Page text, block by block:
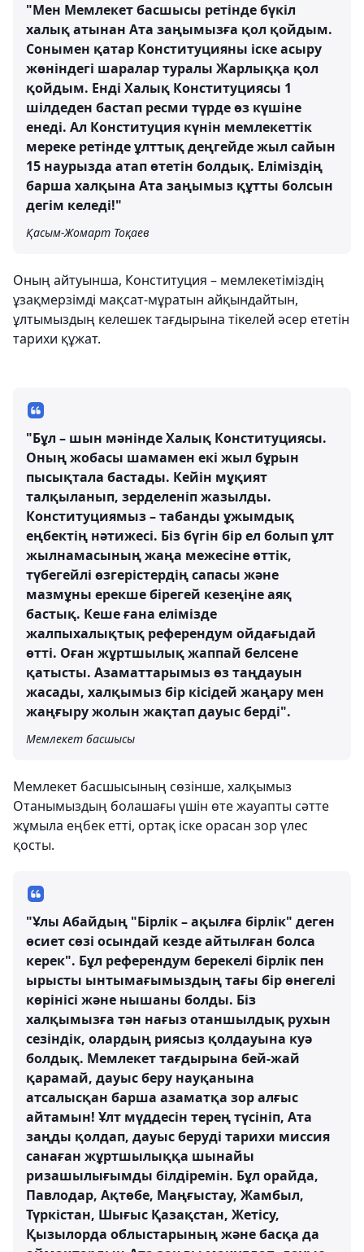
"Мен Мемлекет басшысы ретінде бүкіл
халық атынан Ата заңымызға қол қойдым.
Сонымен қатар Конституцияны іске асыру
жөніндегі шаралар туралы Жарлыққа қол
қойдым. Енді Халық Конституциясы 1
шілдеден бастап ресми түрде өз күшіне
енеді. Ал Конституция күнін мемлекеттік
мереке ретінде ұлттық деңгейде жыл сайын
15 наурызда атап өтетін болдық. Еліміздің
барша халқына Ата заңымыз құтты болсын
дегім келеді!"
Қасым-Жомарт Тоқаев
Оның айтуынша, Конституция – мемлекетіміздің
ұзақмерзімді мақсат-мұратын айқындайтын,
ұлтымыздың келешек тағдырына тікелей әсер ететін
тарихи құжат.
"Бұл – шын мәнінде Халық Конституциясы.
Оның жобасы шамамен екі жыл бұрын
пысықтала бастады. Кейін мұқият
талқыланып, зерделеніп жазылды.
Конституциямыз – табанды ұжымдық
еңбектің нәтижесі. Біз бүгін бір ел болып ұлт
жылнамасының жаңа межесіне өттік,
түбегейлі өзгерістердің сапасы және
мазмұны ерекше бірегей кезеңіне аяқ
бастық. Кеше ғана елімізде
жалпыхалықтық референдум ойдағыдай
өтті. Оған жұртшылық жаппай белсене
қатысты. Азаматтарымыз өз таңдауын
жасады, халқымыз бір кісідей жаңару мен
жаңғыру жолын жақтап дауыс берді".
Мемлекет басшысы
Мемлекет басшысының сөзінше, халқымыз
Отанымыздың болашағы үшін өте жауапты сәтте
жұмыла еңбек етті, ортақ іске орасан зор үлес
қосты.
"Ұлы Абайдың "Бірлік – ақылға бірлік" деген
өсиет сөзі осындай кезде айтылған болса
керек". Бұл референдум берекелі бірлік пен
ырысты ынтымағымыздың тағы бір өнегелі
көрінісі және нышаны болды. Біз
халқымызға тән нағыз отаншылдық рухын
сезіндік, олардың риясыз қолдауына куә
болдық. Мемлекет тағдырына бей-жай
қарамай, дауыс беру науқанына
атсалысқан барша азаматқа зор алғыс
айтамын! Ұлт мүддесін терең түсініп, Ата
заңды қолдап, дауыс беруді тарихи миссия
санаған жұртшылыққа шынайы
ризашылығымды білдіремін. Бұл орайда,
Павлодар, Ақтөбе, Маңғыстау, Жамбыл,
Түркістан, Шығыс Қазақстан, Жетісу,
Қызылорда облыстарының және басқа да